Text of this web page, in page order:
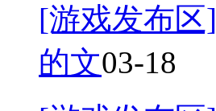
[游戏发布区]
的文03-18